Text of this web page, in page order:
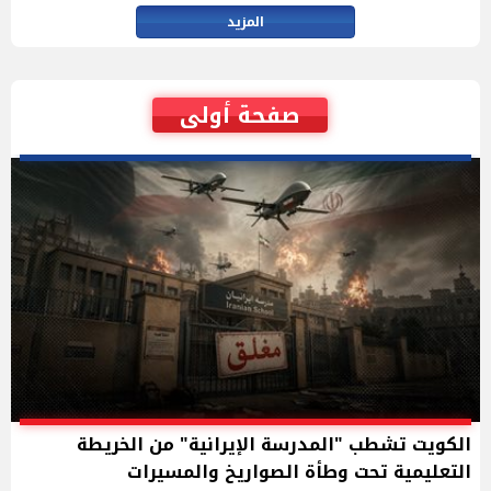
المزيد
صفحة أولى
الكويت تشطب "المدرسة الإيرانية" من الخريطة
التعليمية تحت وطأة الصواريخ والمسيرات